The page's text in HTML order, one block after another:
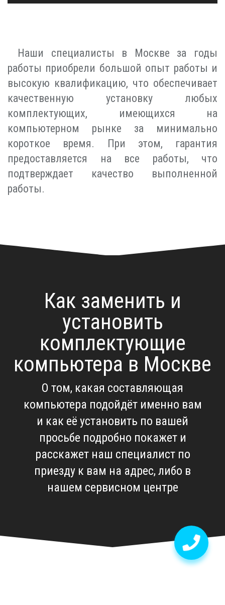
Наши специалисты в Москве за годы
работы приобрели большой опыт работы и
высокую квалификацию, что обеспечивает
качественную установку любых
комплектующих, имеющихся на
компьютерном рынке за минимально
короткое время. При этом, гарантия
предоставляется на все работы, что
подтверждает качество выполненной
работы.
Как заменить и
установить
комплектующие
компьютера в Москве
О том, какая составляющая
компьютера подойдёт именно вам
и как её установить по вашей
просьбе подробно покажет и
расскажет наш специалист по
приезду к вам на адрес, либо в
нашем сервисном центре